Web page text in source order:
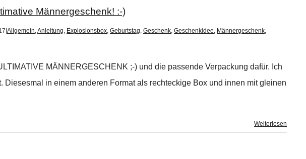
Männergeschenk! :-)
Allgemein,Anleitung, Explosionsbox, Geburtstag, Geschenk, Geschenkidee, Männergeschenk,
MÄNNERGESCHENK ;-) und die passende Verpackung dafür. Ich
Diesesmal in einem anderen Format als rechteckige Box und innen mit gleinen
Weiterlesen